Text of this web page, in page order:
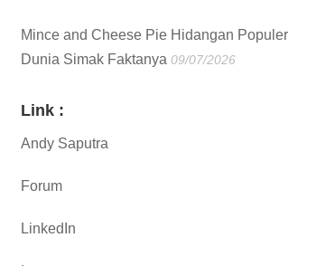
Mince and Cheese Pie Hidangan Populer
Dunia Simak Faktanya 09/07/2026
Link :
Andy Saputra
Forum
LinkedIn